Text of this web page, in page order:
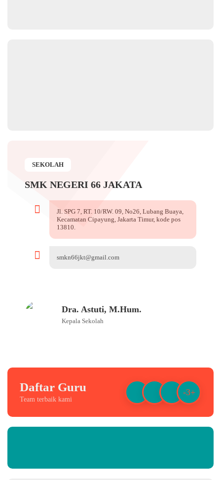
SEKOLAH
SMK NEGERI 66 JAKATA
Jl. SPG 7, RT. 10/RW. 09, No26, Lubang Buaya,
Kecamatan Cipayung, Jakarta Timur, kode pos
13810.
smkn66jkt@gmail.com
Dra. Astuti, M.Hum.
Kepala Sekolah
Daftar Guru
Team terbaik kami
-3+